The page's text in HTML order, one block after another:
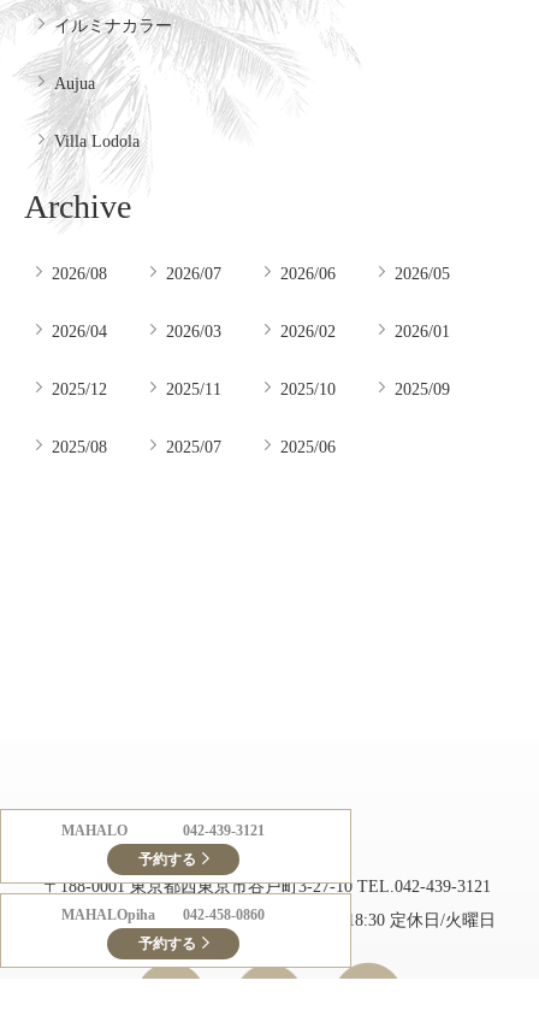
MAHALO
042-439-3121
予約する
MAHALOpiha
042-458-0860
予約する
イルミナカラー
Aujua
Villa Lodola
Archive
2026/08 2026/07 2026/06 2026/05
2026/04 2026/03 2026/02 2026/01
2025/12 2025/11 2025/10 2025/09
2025/08 2025/07 2025/06
美容室 MAHALO（マハロ）
〒188-0001 東京都西東京市谷戸町3-27-10 TEL.042-439-3121
営業時間/月～土 10:00～19:00 日 10:00～18:30 定休日/火曜日